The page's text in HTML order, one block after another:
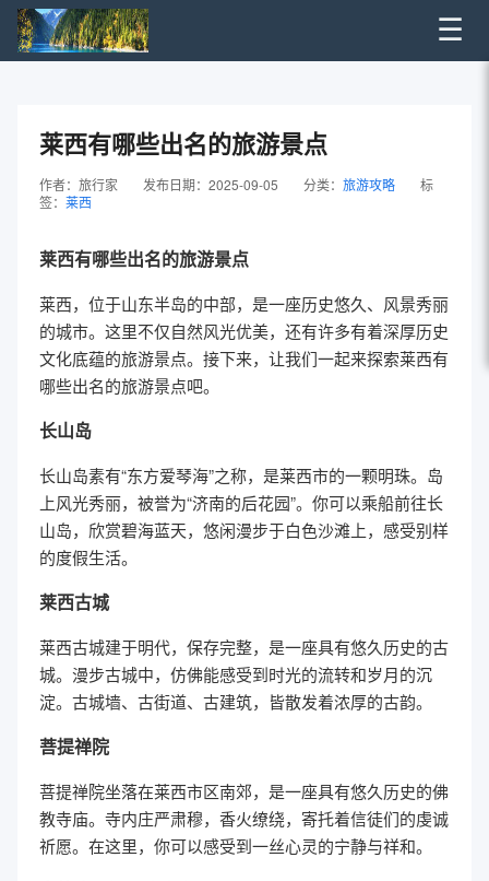
☰
莱西有哪些出名的旅游景点
作者：旅行家 发布日期：2025-09-05 分类： 旅游攻略
标
签： 莱西
莱西有哪些出名的旅游景点
莱西，位于山东半岛的中部，是一座历史悠久、风景秀丽
的城市。这里不仅自然风光优美，还有许多有着深厚历史
文化底蕴的旅游景点。接下来，让我们一起来探索莱西有
哪些出名的旅游景点吧。
长山岛
长山岛素有“东方爱琴海”之称，是莱西市的一颗明珠。岛
上风光秀丽，被誉为“济南的后花园”。你可以乘船前往长
山岛，欣赏碧海蓝天，悠闲漫步于白色沙滩上，感受别样
的度假生活。
莱西古城
莱西古城建于明代，保存完整，是一座具有悠久历史的古
城。漫步古城中，仿佛能感受到时光的流转和岁月的沉
淀。古城墙、古街道、古建筑，皆散发着浓厚的古韵。
菩提禅院
菩提禅院坐落在莱西市区南郊，是一座具有悠久历史的佛
教寺庙。寺内庄严肃穆，香火缭绕，寄托着信徒们的虔诚
祈愿。在这里，你可以感受到一丝心灵的宁静与祥和。